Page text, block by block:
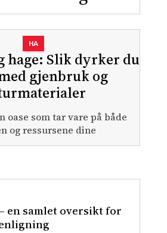
Slik dyrker du
gjenbruk og
oase som tar vare på både
og ressursene dine
HA
en samlet oversikt for